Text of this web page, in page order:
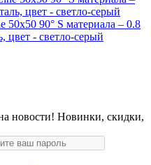
90° S материала – 0.8
цвет - светло-серый
новости! Новинки, скидки,